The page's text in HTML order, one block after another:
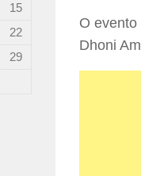
O
Dhoni
15
22
29